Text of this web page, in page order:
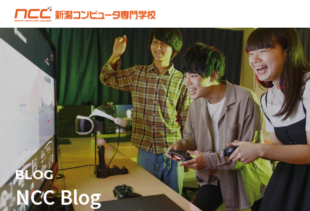
BLOG
NCC Blog